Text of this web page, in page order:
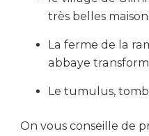
très belles
La ferme de la
abbaye
Le tumulus,
On vous conseille de